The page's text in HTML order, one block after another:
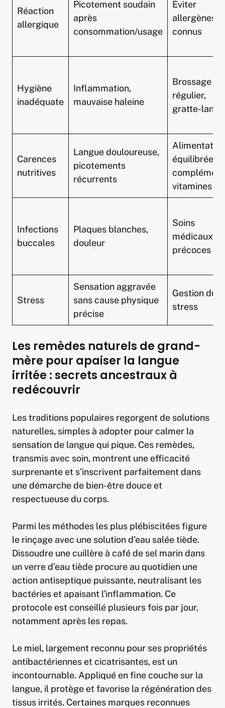
Réaction
allergique
Picotement soudain
après
consommation/usage
Éviter
allergènes
connus
Hygiène
inadéquate
Inflammation,
mauvaise haleine
Brossage
régulier,
gratte-
Carences
nutritives
Langue douloureuse,
picotements
récurrents
Alimentation
équilibrée,
vitamines B
Infections
buccales
Plaques blanches,
douleur
Soins
médicaux
précoces
Stress
Sensation aggravée
sans cause physique
précise
Gestion du
stress
Les remèdes naturels de grand-
mère pour apaiser la langue
irritée : secrets ancestraux à
redécouvrir
Les traditions populaires regorgent de solutions
naturelles, simples à adopter pour calmer la
sensation de langue qui pique. Ces remèdes,
transmis avec soin, montrent une efficacité
surprenante et s’inscrivent parfaitement dans
une démarche de bien-être douce et
respectueuse du corps.
Parmi les méthodes les plus plébiscitées figure
le rinçage avec une solution d’eau salée tiède.
Dissoudre une cuillère à café de sel marin dans
un verre d’eau tiède procure au quotidien une
action antiseptique puissante, neutralisant les
bactéries et apaisant l’inflammation. Ce
protocole est conseillé plusieurs fois par jour,
notamment après les repas.
Le miel, largement reconnu pour ses propriétés
antibactériennes et cicatrisantes, est un
incontournable. Appliqué en fine couche sur la
langue, il protège et favorise la régénération des
tissus irrités. Certaines marques reconnues